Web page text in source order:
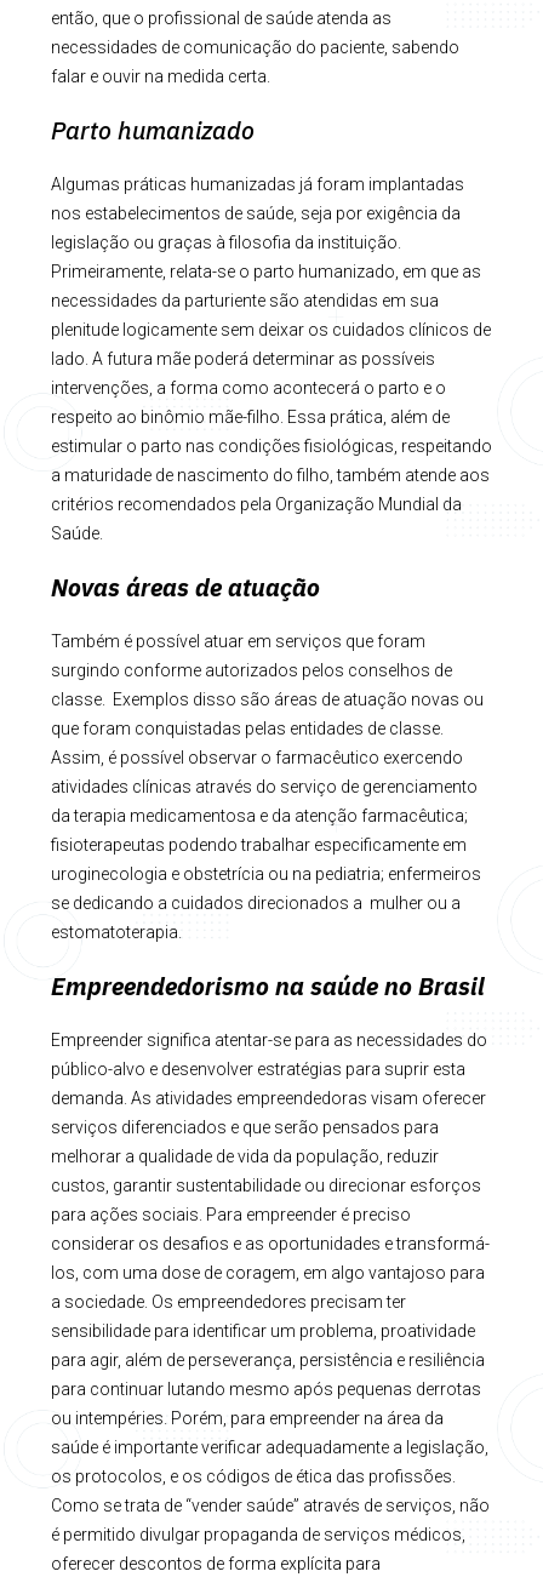
então, que o profissional de saúde atenda as
necessidades de comunicação do paciente, sabendo
falar e ouvir na medida certa.
Parto humanizado
Algumas práticas humanizadas já foram implantadas
nos estabelecimentos de saúde, seja por exigência da
legislação ou graças à filosofia da instituição.
Primeiramente, relata-se o parto humanizado, em que as
necessidades da parturiente são atendidas em sua
plenitude logicamente sem deixar os cuidados clínicos de
lado. A futura mãe poderá determinar as possíveis
intervenções, a forma como acontecerá o parto e o
respeito ao binômio mãe-filho. Essa prática, além de
estimular o parto nas condições fisiológicas, respeitando
a maturidade de nascimento do filho, também atende aos
critérios recomendados pela Organização Mundial da
Saúde.
Novas áreas de atuação
Também é possível atuar em serviços que foram
surgindo conforme autorizados pelos conselhos de
classe. Exemplos disso são áreas de atuação novas ou
que foram conquistadas pelas entidades de classe.
Assim, é possível observar o farmacêutico exercendo
atividades clínicas através do serviço de gerenciamento
da terapia medicamentosa e da atenção farmacêutica;
fisioterapeutas podendo trabalhar especificamente em
uroginecologia e obstetrícia ou na pediatria; enfermeiros
se dedicando a cuidados direcionados a mulher ou a
estomatoterapia.
Empreendedorismo na saúde no Brasil
Empreender significa atentar-se para as necessidades do
público-alvo e desenvolver estratégias para suprir esta
demanda. As atividades empreendedoras visam oferecer
serviços diferenciados e que serão pensados para
melhorar a qualidade de vida da população, reduzir
custos, garantir sustentabilidade ou direcionar esforços
para ações sociais. Para empreender é preciso
considerar os desafios e as oportunidades e transformá-
los, com uma dose de coragem, em algo vantajoso para
a sociedade. Os empreendedores precisam ter
sensibilidade para identificar um problema, proatividade
para agir, além de perseverança, persistência e resiliência
para continuar lutando mesmo após pequenas derrotas
ou intempéries. Porém, para empreender na área da
saúde é importante verificar adequadamente a legislação,
os protocolos, e os códigos de ética das profissões.
Como se trata de “vender saúde” através de serviços, não
é permitido divulgar propaganda de serviços médicos,
oferecer descontos de forma explícita para